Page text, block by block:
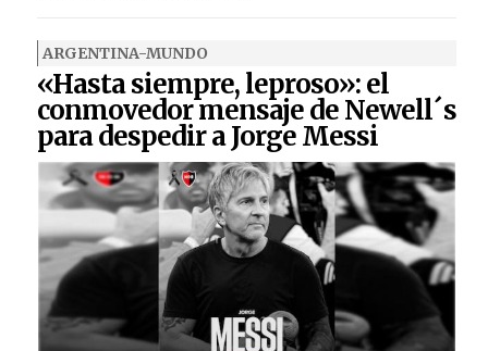
ARGENTINA-MUNDO
«Hasta siempre, leproso»: el
conmovedor mensaje de Newell´s
para despedir a Jorge Messi